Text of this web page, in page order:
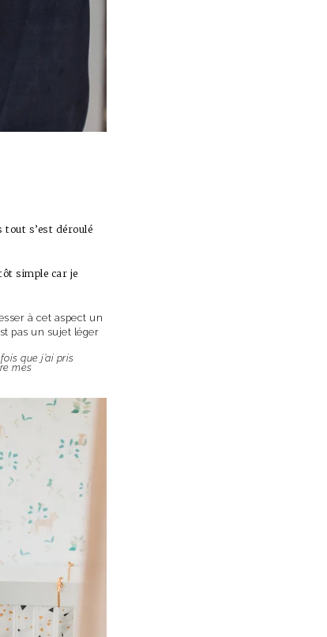
tout s’est déroulé
simple car je
à cet aspect un
pas un sujet léger
que j’ai pris
mes